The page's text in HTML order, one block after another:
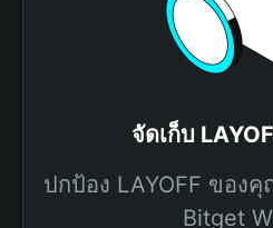
จัดเก็บ
ปกป้อง LAYOFF ของ
Bitget